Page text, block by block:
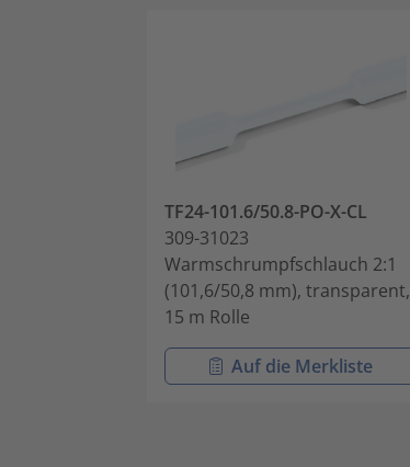
TF24-101.6/50.8-PO-X-CL
309-31023
Warmschrumpfschlauch 2:1
(101,6/50,8 mm), transparent,
15 m Rolle
Auf die Merkliste